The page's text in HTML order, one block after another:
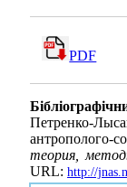
PDF
Петренко-
теория,
URL: http://